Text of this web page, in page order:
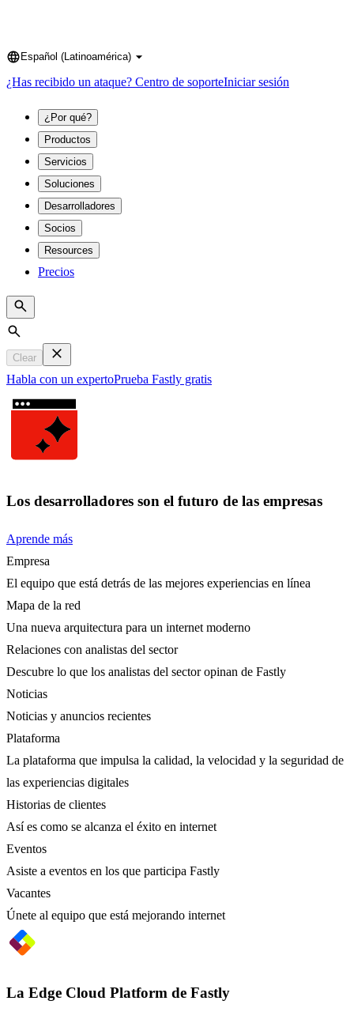
Language
Español (Latinoamérica)
¿Has recibido un ataque? Centro de soporteIniciar sesión
¿Por qué?
Productos
Servicios
Soluciones
Desarrolladores
Socios
Resources
Precios
Search
Clear
Habla con un expertoPrueba Fastly gratis
Los desarrolladores son el futuro de las empresas
Aprende más
Empresa
El equipo que está detrás de las mejores experiencias en línea
Mapa de la red
Una nueva arquitectura para un internet moderno
Relaciones con analistas del sector
Descubre lo que los analistas del sector opinan de Fastly
Noticias
Noticias y anuncios recientes
Plataforma
La plataforma que impulsa la calidad, la velocidad y la seguridad de
las experiencias digitales
Historias de clientes
Así es como se alcanza el éxito en internet
Eventos
Asiste a eventos en los que participa Fastly
Vacantes
Únete al equipo que está mejorando internet
La Edge Cloud Platform de Fastly